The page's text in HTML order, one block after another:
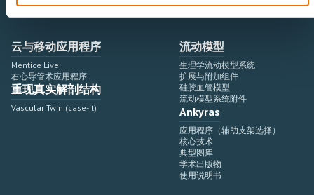
云与移动应用程序
Mentice Live
右心导管术应用程序
重现真实解剖结构
Vascular Twin (case-it)
流动模型
生理学流动模型系统
扩展与附加组件
硅胶血管模型
流动模型系统附件
Ankyras
应用程序（辅助支架选择）
核心技术
典型图库
学术出版物
使用说明书